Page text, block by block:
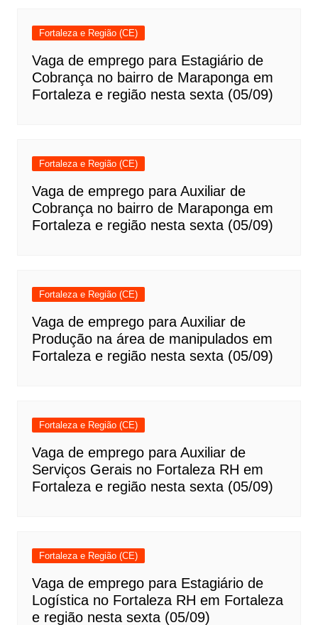
Fortaleza e Região (CE)
Vaga de emprego para Estagiário de
Cobrança no bairro de Maraponga em
Fortaleza e região nesta sexta (05/09)
Fortaleza e Região (CE)
Vaga de emprego para Auxiliar de
Cobrança no bairro de Maraponga em
Fortaleza e região nesta sexta (05/09)
Fortaleza e Região (CE)
Vaga de emprego para Auxiliar de
Produção na área de manipulados em
Fortaleza e região nesta sexta (05/09)
Fortaleza e Região (CE)
Vaga de emprego para Auxiliar de
Serviços Gerais no Fortaleza RH em
Fortaleza e região nesta sexta (05/09)
Fortaleza e Região (CE)
Vaga de emprego para Estagiário de
Logística no Fortaleza RH em Fortaleza
e região nesta sexta (05/09)